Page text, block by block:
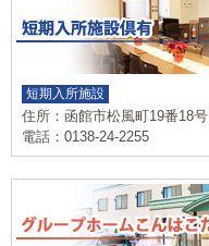
短期入所施設
住所：函館市松風町19番18号
電話：0138-24-2255